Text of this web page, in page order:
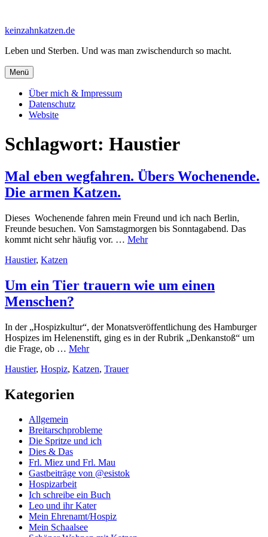
springen
keinzahnkatzen.de
Leben und Sterben. Und was man zwischendurch so macht.
Menü
Über mich & Impressum
Datenschutz
Website
Schlagwort: Haustier
Mal eben wegfahren. Übers Wochenende.
Die armen Katzen.
Dieses Wochenende fahren mein Freund und ich nach Berlin,
Freunde besuchen. Von Samstagmorgen bis Sonntagabend. Das
kommt nicht sehr häufig vor. … Mehr
Haustier, Katzen
Um ein Tier trauern wie um einen
Menschen?
In der „Hospizkultur“, der Monatsveröffentlichung des Hamburger
Hospizes im Helenenstift, ging es in der Rubrik „Denkanstoß“ um
die Frage, ob … Mehr
Haustier, Hospiz, Katzen, Trauer
Kategorien
Allgemein
Breitarschprobleme
Die Spritze und ich
Dies & Das
Frl. Miez und Frl. Mau
Gastbeiträge von @esistok
Hospizarbeit
Ich schreibe ein Buch
Leo und ihr Kater
Mein Ehrenamt/Hospiz
Mein Schaalsee